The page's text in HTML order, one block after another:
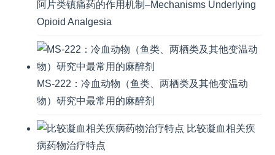
阿片类镇痛药的作用机制–Mechanisms Underlying
Opioid Analgesia
MS-222：冷血动物（鱼类、两栖类及其他变温动
物）研究中最常用的麻醉剂
比较凝血相关疾
病药物治疗特点